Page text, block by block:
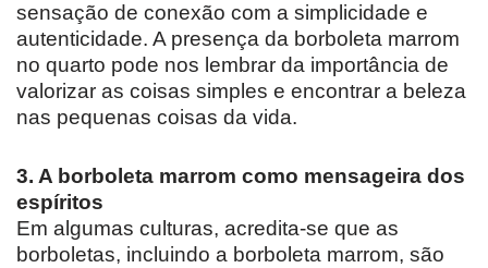
sensação de conexão com a simplicidade e
autenticidade. A presença da borboleta marrom
no quarto pode nos lembrar da importância de
valorizar as coisas simples e encontrar a beleza
nas pequenas coisas da vida.
3. A borboleta marrom como mensageira dos
espíritos
Em algumas culturas, acredita-se que as
borboletas, incluindo a borboleta marrom, são